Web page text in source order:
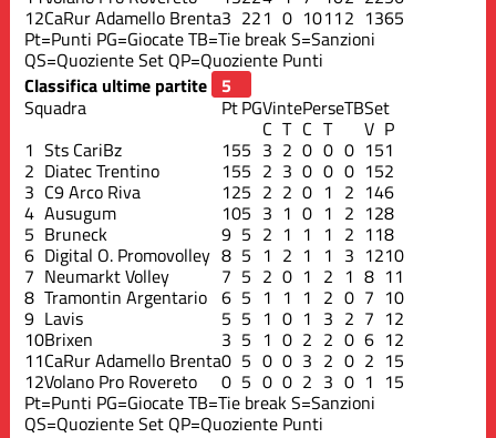
12CaRur Adamello Brenta3 221 0 10112 1365
Pt=Punti PG=GiocateTB=Tie breakS=Sanzioni
QS=Quoziente Set QP=Quoziente Punti
Classifica ultime partite
Squadra
PtPGVintePerseTBSet
C T C T V P
1 Sts CariBz 155 3 2 0 0 0 151
2 Diatec Trentino 155 2 3 0 0 0 152
3 C9 Arco Riva 125 2 2 0 1 2 146
4 Ausugum 105 3 1 0 1 2 128
5 Bruneck 9 5 2 1 1 1 2 118
6 Digital O. Promovolley 8 5 1 2 1 1 3 1210
7 Neumarkt Volley 7 5 2 0 1 2 1 8 11
8 Tramontin Argentario 6 5 1 1 1 2 0 7 10
9 Lavis 5 5 1 0 1 3 2 7 12
10Brixen 3 5 1 0 2 2 0 6 12
11CaRur Adamello Brenta0 5 0 0 3 2 0 2 15
12Volano Pro Rovereto 0 5 0 0 2 3 0 1 15
Pt=Punti PG=GiocateTB=Tie breakS=Sanzioni
QS=Quoziente Set QP=Quoziente Punti